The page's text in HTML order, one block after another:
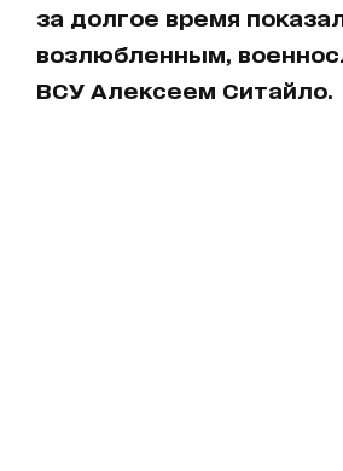
за долгое время
возлюбленным,
ВСУ Алексеем Ситайло.